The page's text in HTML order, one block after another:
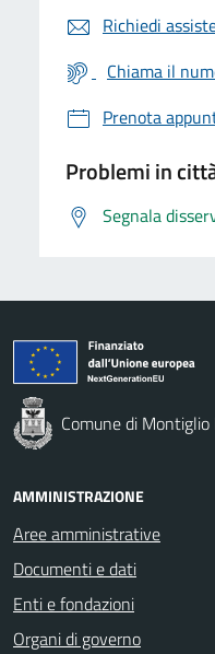
Richiedi
Chiama il
Prenota
Problemi in
Segnala
Comune di
AMMINISTRAZIONE
Aree amministrative
Documenti e dati
Enti e fondazioni
Organi di governo